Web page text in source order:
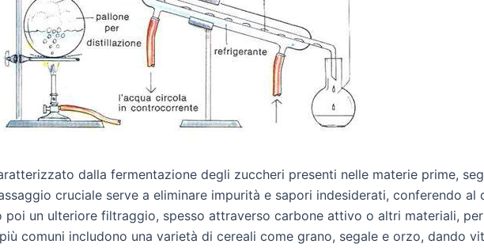
dalla fermentazione degli zuccheri presenti nelle materie prime,
cruciale serve a eliminare impurità e sapori indesiderati, conferendo al
un ulteriore filtraggio, spesso attraverso carbone attivo o altri materiali,
comuni includono una varietà di cereali come grano, segale e orzo, dando